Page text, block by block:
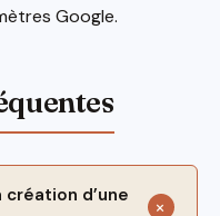
Google.
d’une